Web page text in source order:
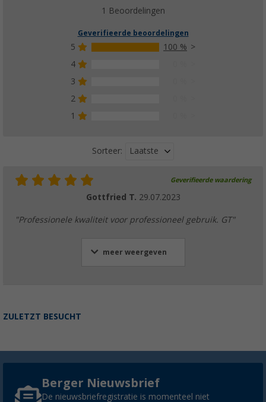
1 Beoordelingen
Geverifieerde beoordelingen
5
100 %
4
3
2
1
Sorteer: Laatste
Geverifieerde waardering
Gottfried T. 29.07.2023
"Professionele kwaliteit voor professioneel gebruik. GT"
meer weergeven
ZULETZT BESUCHT
Berger Nieuwsbrief
De nieuwsbriefregistratie is momenteel niet